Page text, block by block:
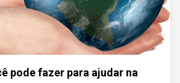
pode fazer para ajudar na